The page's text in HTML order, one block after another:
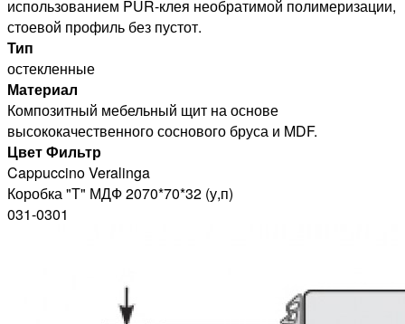
использованием PUR-клея необратимой полимеризации,
стоевой профиль без пустот.
Тип
остекленные
Материал
Композитный мебельный щит на основе
высококачественного соснового бруса и MDF.
Цвет Фильтр
Cappuccino Veralinga
Коробка "Т" МДФ 2070*70*32 (у,п)
031-0301